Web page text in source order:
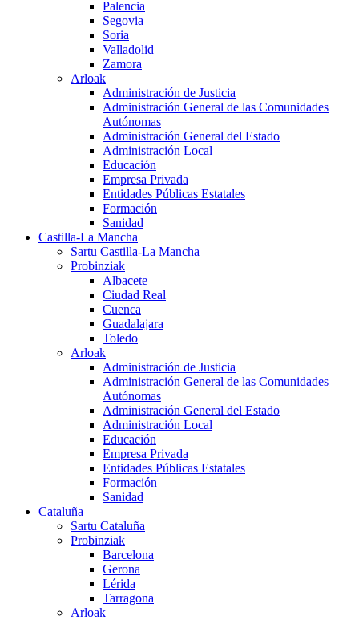
Palencia
Segovia
Soria
Valladolid
Zamora
Arloak
Administración de Justicia
Administración General de las Comunidades
Autónomas
Administración General del Estado
Administración Local
Educación
Empresa Privada
Entidades Públicas Estatales
Formación
Sanidad
Castilla-La Mancha
Sartu Castilla-La Mancha
Probinziak
Albacete
Ciudad Real
Cuenca
Guadalajara
Toledo
Arloak
Administración de Justicia
Administración General de las Comunidades
Autónomas
Administración General del Estado
Administración Local
Educación
Empresa Privada
Entidades Públicas Estatales
Formación
Sanidad
Cataluña
Sartu Cataluña
Probinziak
Barcelona
Gerona
Lérida
Tarragona
Arloak